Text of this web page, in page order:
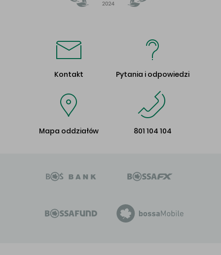
Kontakt Pytania i odpowiedzi
Mapa oddziałów 801 104 104